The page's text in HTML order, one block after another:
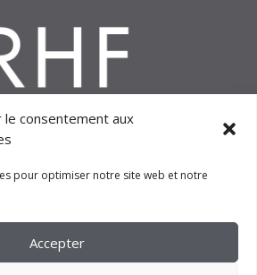
le consentement aux
pour optimiser notre site web et notre
Accepter